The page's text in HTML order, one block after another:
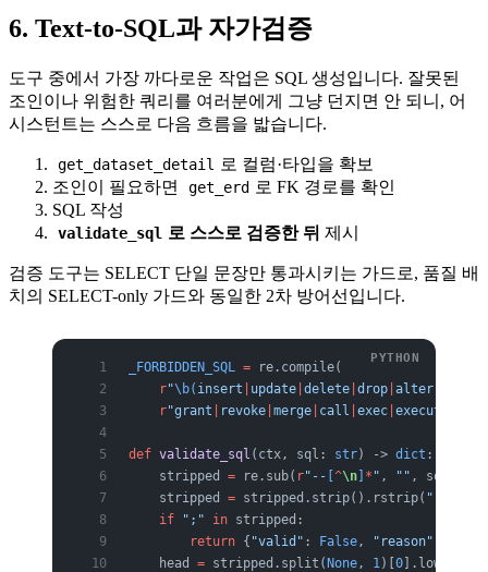
6. Text-to-SQL과 자가검증
도구 중에서 가장 까다로운 작업은 SQL 생성입니다. 잘못된
조인이나 위험한 쿼리를 여러분에게 그냥 던지면 안 되니, 어
시스턴트는 스스로 다음 흐름을 밟습니다.
get_dataset_detail
로 컬럼·타입을 확보
조인이 필요하면
get_erd 로 FK 경로를 확인
SQL 작성
validate_sql 로 스스로 검증한 뒤 제시
검증 도구는 SELECT 단일 문장만 통과시키는 가드로, 품질 배
치의 SELECT-only 가드와 동일한 2차 방어선입니다.
_FORBIDDEN_SQL = re.compile(
    r
"\b( insert update delete drop alter
    r
"grant revoke merge call exec execute)
def validate_sql (ctx, sql: str) -> dict :
    stripped
= re.sub( r"-- [^\n] * " , "" ,
    stripped
= stripped.strip().rstrip( ";"
    if
";" in stripped:
        return
{ "valid" : False , "reason"
    head
= stripped.split(None , 1 )[0].lower()